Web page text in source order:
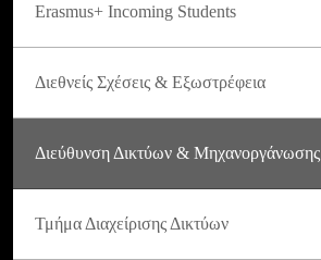
Erasmus+ Incoming Students
Διεθνείς Σχέσεις & Εξωστρέφεια
Διεύθυνση Δικτύων & Μηχανοργάνωσης
Τμήμα Διαχείρισης Δικτύων